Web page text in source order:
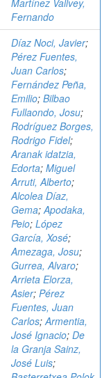
Martínez Vallvey,
Fernando
Díaz Noci, Javier;
Pérez Fuentes,
Juan Carlos;
Fernández Peña,
Emilio; Bilbao
Fullaondo, Josu;
Rodríguez Borges,
Rodrigo Fidel;
Aranak idatzia,
Edorta; Miguel
Arruti, Alberto;
Alcolea Díaz,
Gema;Apodaka,
Peio; López
García, Xosé;
Amezaga, Josu;
Gurrea, Alvaro;
Arrieta Elorza,
Asier; Pérez
Fuentes, Juan
Carlos;Armentia,
José Ignacio; De
la Granja Sainz,
José Luis;